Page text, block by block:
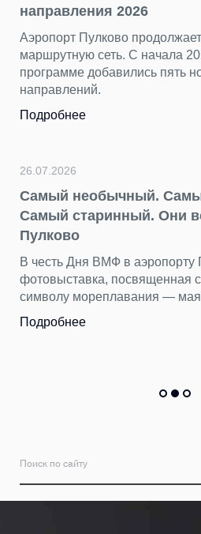
направления 2026
Аэропорт Пулково
маршрутную сеть. С начала
программе добавились пять
направлений.
Подробнее
26.07.2026
Самый необычный.
Самый старинный. Они
Пулково
В честь Дня ВМФ в аэропорту
фотовыставка, посвященная
символу мореплавания —
Подробнее